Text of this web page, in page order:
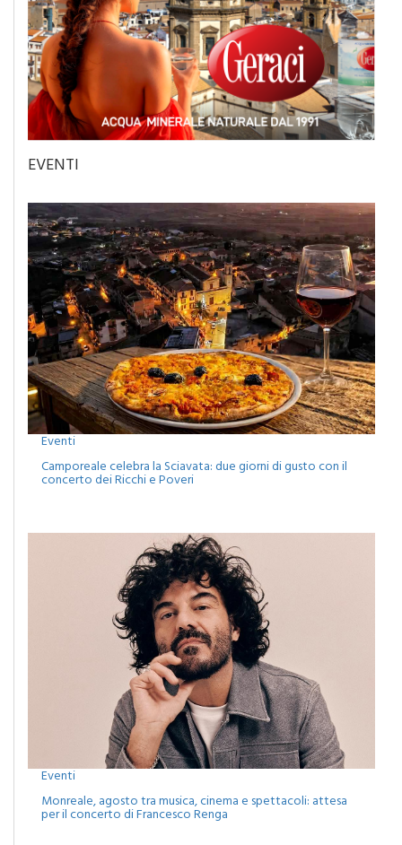
Eventi
Camporeale celebra la Sciavata: due giorni di gusto con il
Eventi
Monreale, agosto tra musica, cinema e spettacoli: attesa